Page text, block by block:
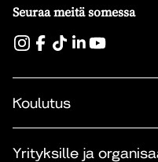
Seuraa meitä somessa
Koulutus
Yrityksille ja